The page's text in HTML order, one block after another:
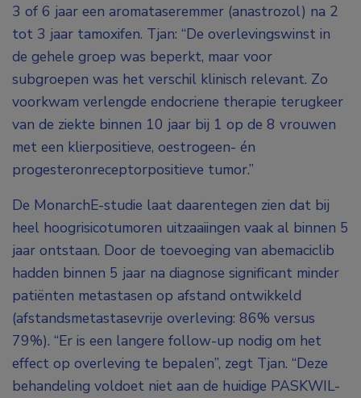
3 of 6 jaar een aromataseremmer (anastrozol) na 2
tot 3 jaar tamoxifen. Tjan: “De overlevingswinst in
de gehele groep was beperkt, maar voor
subgroepen was het verschil klinisch relevant. Zo
voorkwam verlengde endocriene therapie terugkeer
van de ziekte binnen 10 jaar bij 1 op de 8 vrouwen
met een klierpositieve, oestrogeen- én
progesteronreceptorpositieve tumor.”
De MonarchE-studie laat daarentegen zien dat bij
heel hoogrisicotumoren uitzaaiingen vaak al binnen 5
jaar ontstaan. Door de toevoeging van abemaciclib
hadden binnen 5 jaar na diagnose significant minder
patiënten metastasen op afstand ontwikkeld
(afstandsmetastasevrije overleving: 86% versus
79%). “Er is een langere follow-up nodig om het
effect op overleving te bepalen”, zegt Tjan. “Deze
behandeling voldoet niet aan de huidige PASKWIL-